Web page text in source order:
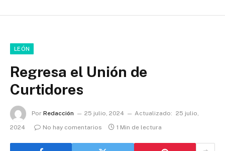
LEÓN
Regresa el Unión de
Curtidores
Por Redacción 25 julio, 2024 Actualizado: 25 julio,
2024
No hay comentarios 1 Min de lectura